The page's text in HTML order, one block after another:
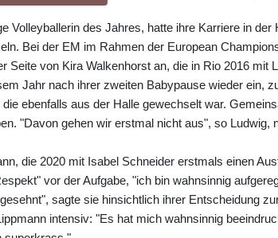
Volleyballerin des Jahres, hatte ihre Karriere in
Bei der EM im Rahmen der European
Seite von Kira Walkenhorst an, die in Rio 2016 mit
Jahr nach ihrer zweiten Babypause wieder ein,
ebenfalls aus der Halle gewechselt war.
"Davon gehen wir erstmal nicht aus", so Ludwig,
die 2020 mit Isabel Schneider erstmals einen
vor der Aufgabe, "ich bin wahnsinnig
sagte sie hinsichtlich ihrer Entscheidung
intensiv: "Es hat mich wahnsinnig